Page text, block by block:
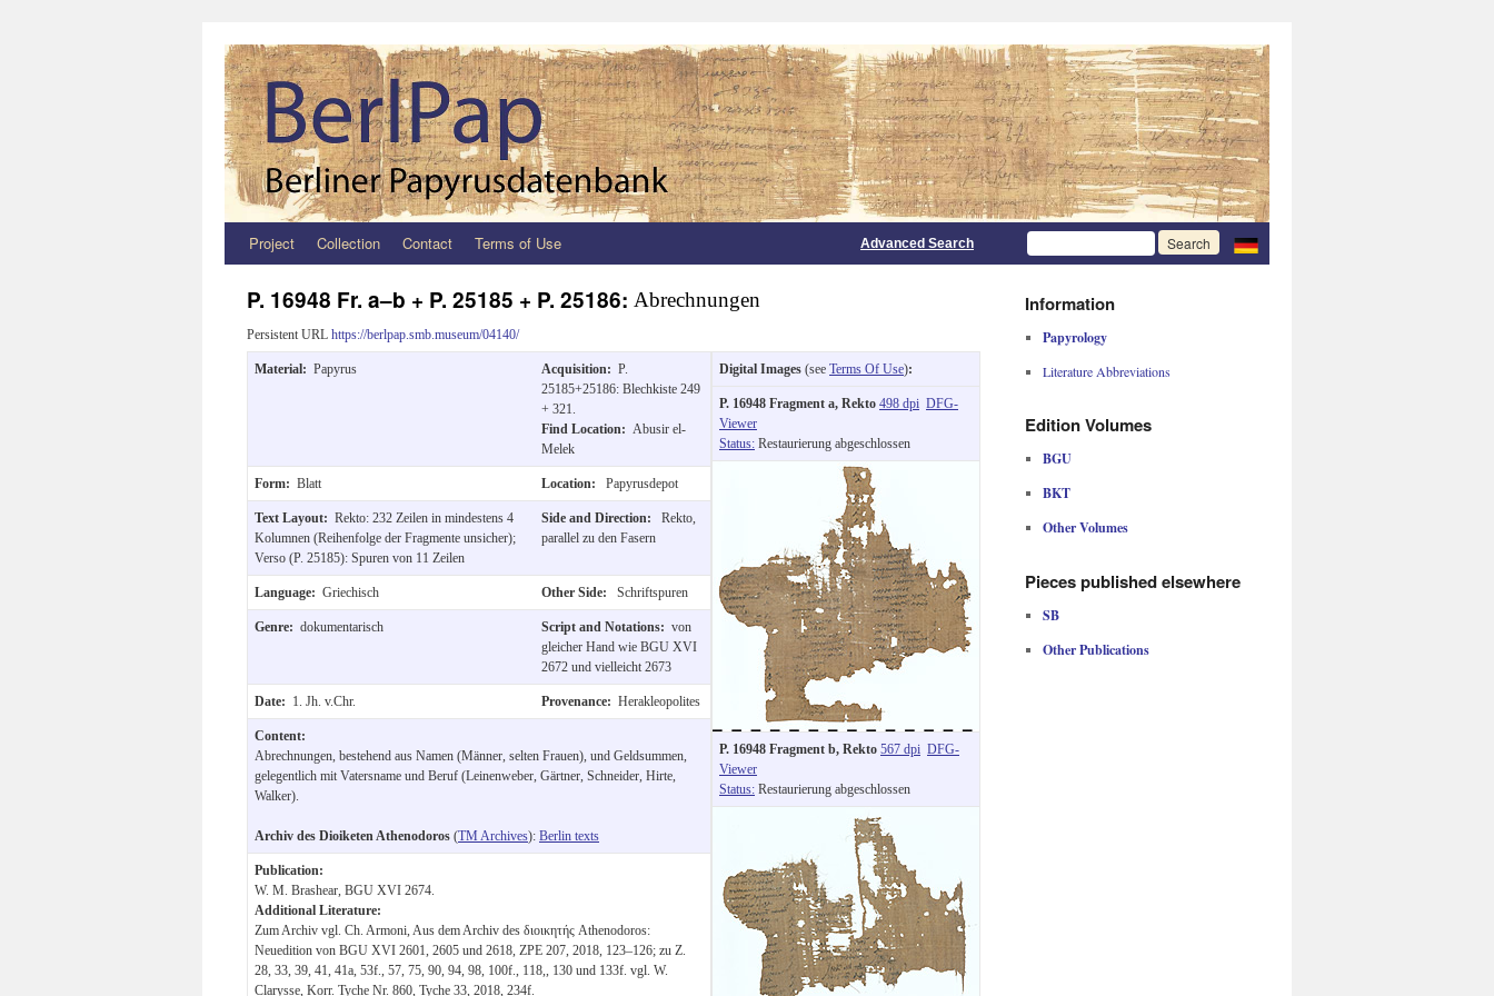
Zum
springen
Project Collection Contact Terms of Use Advanced Search
P. 16948 Fr. a–b + P. 25185 + P. 25186: Abrechnungen
Persistent URL https://berlpap.smb.museum/04140/
Material: Papyrus Acquisition: P.
25185+25186: Blechkiste 249
+ 321.
Find Location: Abusir el-
Melek
Form: Blatt Location: Papyrusdepot
Text Layout: Rekto: 232 Zeilen in mindestens 4
Kolumnen (Reihenfolge der Fragmente unsicher);
Verso (P. 25185): Spuren von 11 Zeilen
Side and Direction:
Rekto,
parallel zu den Fasern
Language: Griechisch Other Side: Schriftspuren
Genre: dokumentarisch Script and Notations: von
gleicher Hand wie BGU XVI
2672 und vielleicht 2673
Date: 1. Jh. v.Chr. Provenance: Herakleopolites
Content:
Abrechnungen, bestehend aus Namen (Männer, selten Frauen), und Geldsummen,
gelegentlich mit Vatersname und Beruf (Leinenweber, Gärtner, Schneider, Hirte,
Walker).
Archiv des Dioiketen Athenodoros (TM Archives): Berlin texts
Publication:
W. M. Brashear, BGU XVI 2674.
Additional Literature:
Zum Archiv vgl. Ch. Armoni, Aus dem Archiv des διοικητής Athenodoros:
Neuedition von BGU XVI 2601, 2605 und 2618, ZPE 207, 2018, 123–126; zu Z.
28, 33, 39, 41, 41a, 53f., 57, 75, 90, 94, 98, 100f., 118,, 130 und 133f. vgl. W.
Clarysse, Korr. Tyche Nr. 860, Tyche 33, 2018, 234f.
Digital Images (see Terms Of Use):
P. 16948 Fragment a, Rekto 498 dpi DFG-
Viewer
Status: Restaurierung abgeschlossen
P. 16948 Fragment b, Rekto 567 dpi DFG-
Viewer
Status: Restaurierung abgeschlossen
Information
Papyrology
Literature Abbreviations
Edition Volumes
BGU
BKT
Other Volumes
Pieces published elsewhere
SB
Other Publications